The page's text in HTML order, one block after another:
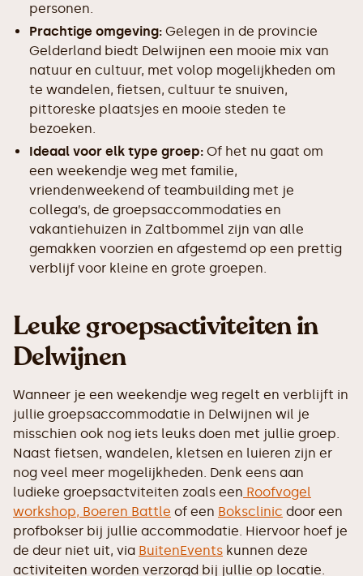
personen.
Prachtige omgeving: Gelegen in de provincie
Gelderland biedt Delwijnen een mooie mix van
natuur en cultuur, met volop mogelijkheden om
te wandelen, fietsen, cultuur te snuiven,
pittoreske plaatsjes en mooie steden te
bezoeken.
Ideaal voor elk type groep: Of het nu gaat om
een weekendje weg met familie,
vriendenweekend of teambuilding met je
collega’s, de groepsaccommodaties en
vakantiehuizen in Zaltbommel zijn van alle
gemakken voorzien en afgestemd op een prettig
verblijf voor kleine en grote groepen.
Leuke groepsactiviteiten in
Delwijnen
Wanneer je een weekendje weg regelt en verblijft in
jullie groepsaccommodatie in Delwijnen wil je
misschien ook nog iets leuks doen met jullie groep.
Naast fietsen, wandelen, kletsen en luieren zijn er
nog veel meer mogelijkheden. Denk eens aan
ludieke groepsactviteiten zoals een Roofvogel
workshop, Boeren Battle of een Boksclinic door een
profbokser bij jullie accommodatie. Hiervoor hoef je
de deur niet uit, via BuitenEvents kunnen deze
activiteiten worden verzorgd bij jullie op locatie.